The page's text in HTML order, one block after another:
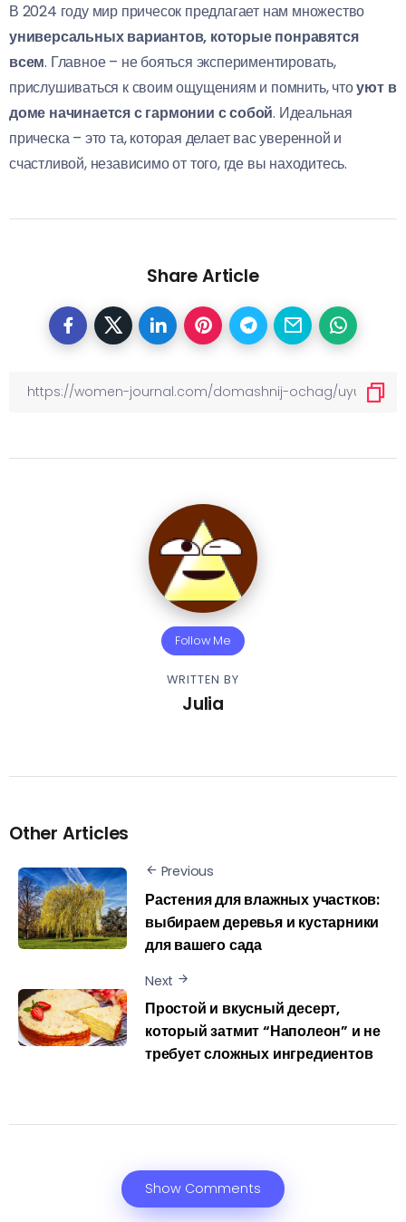
В 2024 году мир причесок предлагает нам множество
универсальных вариантов, которые понравятся
всем. Главное – не бояться экспериментировать,
прислушиваться к своим ощущениям и помнить, чтоуют в
доме начинается с гармонии с собой. Идеальная
прическа – это та, которая делает вас уверенной и
счастливой, независимо от того, где вы находитесь.
Share Article
Follow Me
WRITTEN BY
Julia
Other Articles
Previous
Растения для влажных участков:
выбираем деревья и кустарники
для вашего сада
Next
Простой и вкусный десерт,
который затмит “Наполеон” и не
требует сложных ингредиентов
Show Comments